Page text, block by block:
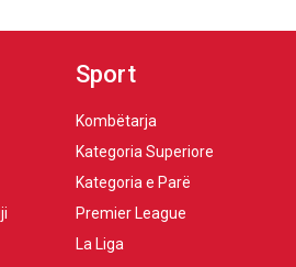
Sport
Kombëtarja
Kategoria Superiore
Kategoria e Parë
Premier League
La Liga